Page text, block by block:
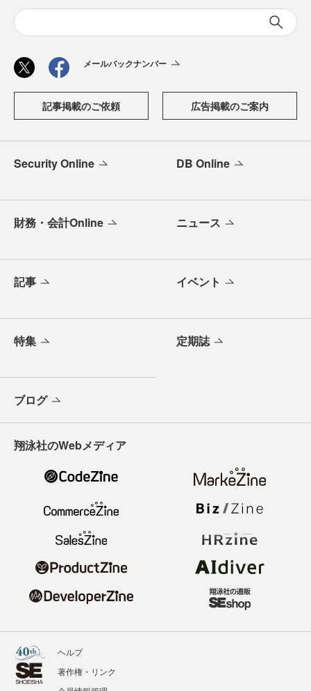
メールバックナンバー
記事掲載のご依頼 広告掲載のご案内
Security Online DB Online
財務・会計Online ニュース
記事 イベント
特集 定期誌
ブログ
翔泳社のWebメディア
ヘルプ
著作権・リンク